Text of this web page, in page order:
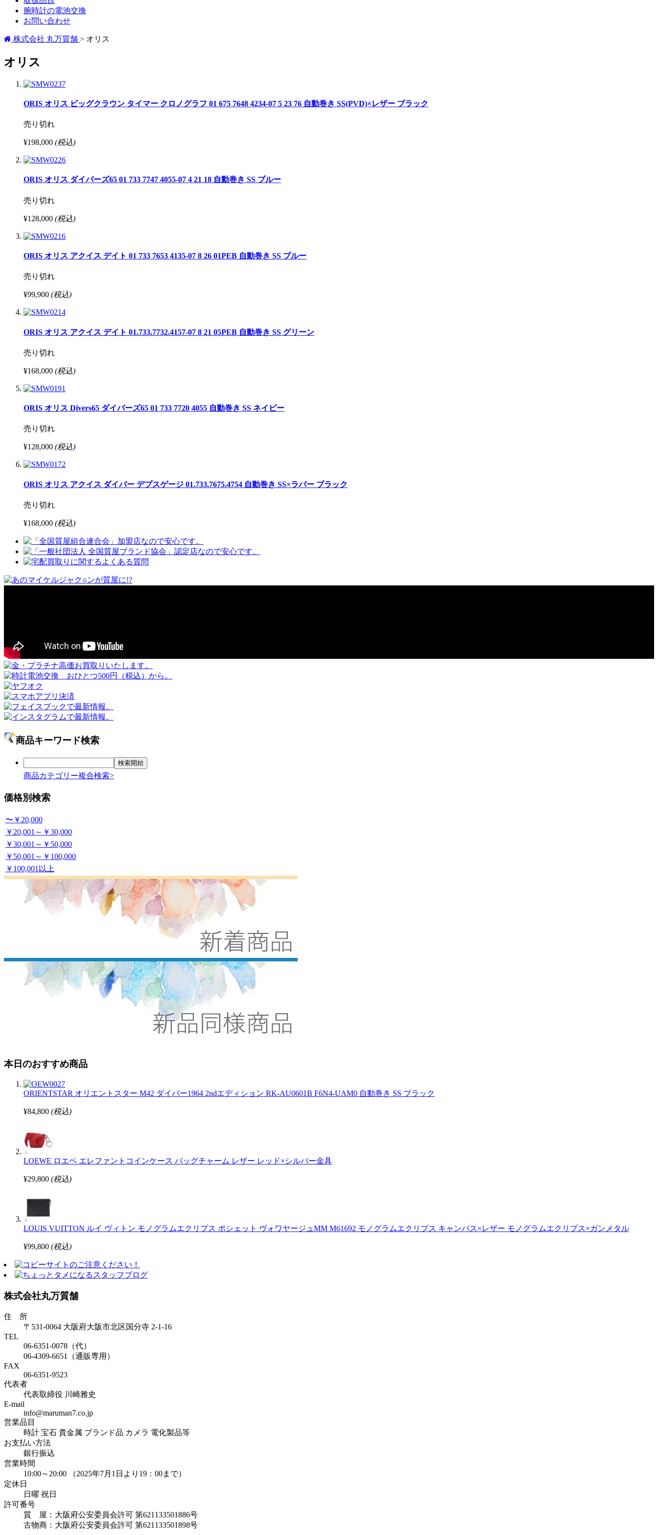
腕時計の電池交換
お問い合わせ
株式会社 丸万質舗 > オリス
オリス
ORIS オリス ビッグクラウン タイマー クロノグラフ 01 675 7648 4234-07 5 23 76 自動巻き SS(PVD)×レザー ブラック
売り切れ
¥198,000 (税込)
ORIS オリス ダイバーズ65 01 733 7747 4055-07 4 21 18 自動巻き SS ブルー
売り切れ
¥128,000 (税込)
ORIS オリス アクイス デイト 01 733 7653 4135-07 8 26 01PEB 自動巻き SS ブルー
売り切れ
¥99,900 (税込)
ORIS オリス アクイス デイト 01.733.7732.4157-07 8 21 05PEB 自動巻き SS グリーン
売り切れ
¥168,000 (税込)
ORIS オリス Divers65 ダイバーズ65 01 733 7720 4055 自動巻き SS ネイビー
売り切れ
¥128,000 (税込)
ORIS オリス アクイス ダイバー デプスゲージ 01.733.7675.4754 自動巻き SS×ラバー ブラック
売り切れ
¥168,000 (税込)
商品キーワード検索
商品カテゴリー複合検索>
価格別検索
〜￥20,000
￥20,001～￥30,000
￥30,001～￥50,000
￥50,001～￥100,000
￥100,001以上
本日のおすすめ商品
ORIENTSTAR オリエントスター M42 ダイバー1964 2ndエディション RK-AU0601B F6N4-UAM0 自動巻き SS ブラック
¥84,800 (税込)
LOEWE ロエベ エレファントコインケース バッグチャーム レザー レッド×シルバー金具
¥29,800 (税込)
LOUIS VUITTON ルイ ヴィトン モノグラムエクリプス ポシェット ヴォワヤージュMM M61692 モノグラムエクリプス キャンバス×レザー モノグラムエクリプス×ガンメタル
¥99,800 (税込)
株式会社丸万質舗
住 所
〒531-0064 大阪府大阪市北区国分寺 2-1-16
TEL
06-6351-0078（代）
06-4309-6651（通販専用）
FAX
06-6351-9523
代表者
代表取締役 川崎雅史
E-mail
info@maruman7.co.jp
営業品目
時計 宝石 貴金属 ブランド品 カメラ 電化製品等
お支払い方法
銀行振込
営業時間
10:00～20:00 （2025年7月1日より19：00まで）
定休日
日曜 祝日
許可番号
質 屋：大阪府公安委員会許可 第621133501886号
古物商：大阪府公安委員会許可 第621133501898号